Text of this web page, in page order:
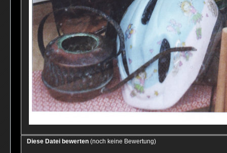
Diese Datei bewerten (noch keine Bewertung)